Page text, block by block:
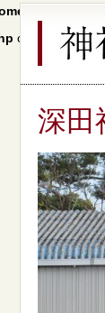
xs046278/
on line
64
深田